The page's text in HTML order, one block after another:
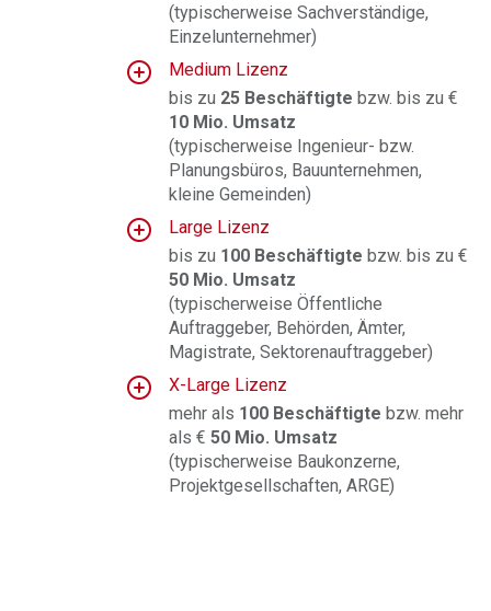
(typischerweise Sachverständige,
Einzelunternehmer)
Medium Lizenz
bis zu 25 Beschäftigtebzw. bis zu €
10 Mio. Umsatz
(typischerweise Ingenieur- bzw.
Planungsbüros, Bauunternehmen,
kleine Gemeinden)
Large Lizenz
bis zu 100 Beschäftigtebzw. bis zu €
50 Mio. Umsatz
(typischerweise Öffentliche
Auftraggeber, Behörden, Ämter,
Magistrate, Sektorenauftraggeber)
X-Large Lizenz
mehr als 100 Beschäftigtebzw. mehr
als €50 Mio. Umsatz
(typischerweise Baukonzerne,
Projektgesellschaften, ARGE)